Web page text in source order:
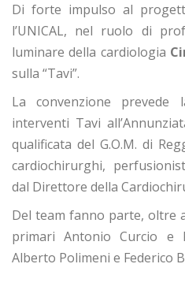
Di forte impulso al
l’UNICAL, nel ruolo di
luminare della cardiologia
sulla “Tavi”.
La convenzione prevede
interventi Tavi
qualificata del G.O.M. di
cardiochirurghi,
dal Direttore della
Del team fanno parte, oltre
primari Antonio Curcio e
Alberto Polimeni e Federico